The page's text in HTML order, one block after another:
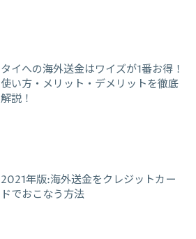
タイへの海外送金はワイズが1番お得！
使い方・メリット・デメリットを徹底
解説！
2021年版:海外送金をクレジットカー
ドでおこなう方法